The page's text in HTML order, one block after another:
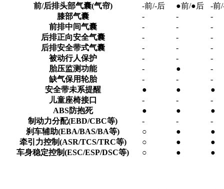
前/后排头部气囊(气帘)
-前/-后 ●前/●后
-前
膝部气囊
- -
-
前排中间气囊
- -
-
后排正向安全气囊
- -
-
后排安全带式气囊
- -
-
被动行人保护
- -
-
胎压监测功能
- ●
-
缺气保用轮胎
- -
-
安全带未系提醒
● ●
●
儿童座椅接口
- -
-
ABS防抱死
● ●
●
制动力分配(EBD/CBC等)
- -
-
刹车辅助(EBA/BAS/BA等)
○ ●
●
牵引力控制(ASR/TCS/TRC等)
○ ●
●
车身稳定控制(ESC/ESP/DSC等)
○ ● ●